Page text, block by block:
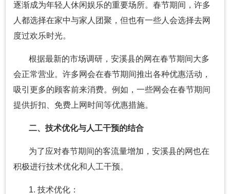
逐渐成为年轻人休闲娱乐的重要场所。春节期间，许多
人都选择在家中与家人团聚，但也有一些人会选择去网
度过欢乐时光。
根据最新的市场调研，安溪县的网在春节期间大多
会正常营业。许多网会在春节期间推出各种优惠活动，
吸引更多的顾客前来消费。例如，一些网会在春节期间
提供折扣、免费上网时间等优惠措施。
二、技术优化与人工干预的结合
为了应对春节期间的客流量增加，安溪县的网也在
积极进行技术优化和人工干预。
1. 技术优化：